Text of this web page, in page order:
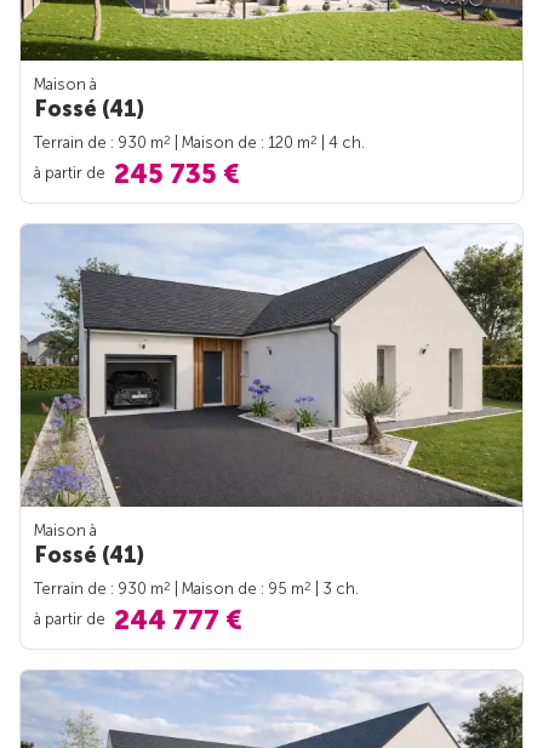
Maison à
Fossé (41)
Terrain de : 930 m2 | Maison de : 120 m2
| 4 ch.
à partir de 245 735 €
Maison à
Fossé (41)
Terrain de : 930 m2 | Maison de : 95 m2
| 3 ch.
à partir de 244 777 €